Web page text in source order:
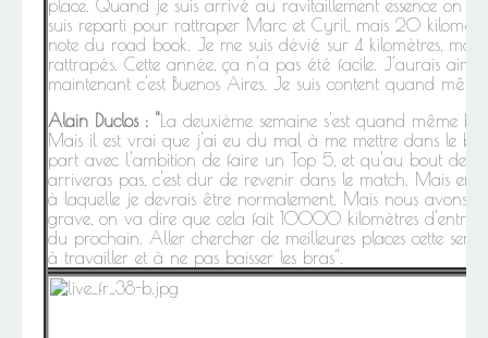
place. Quand je suis arrivé au ravitaillement essence on
suis reparti pour rattraper Marc et Cyril, mais 20
note du road book. Je me suis dévié sur 4 kilomètres,
rattrapés. Cette année, ça n'a pas été facile. J'aurais
maintenant c'est Buenos Aires. Je suis content quand
Alain Duclos : " La deuxième semaine s'est quand même
Mais il est vrai que j'ai eu du mal à me mettre dans le
part avec l'ambition de faire un Top 5, et qu'au bout
arriveras pas, c'est dur de revenir dans le match. Mais en
à laquelle je devrais être normalement. Mais nous avons
grave, on va dire que cela fait 10000 kilomètres
du prochain. Aller chercher de meilleures places cette
à travailler et à ne pas baisser les bras".